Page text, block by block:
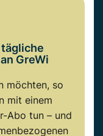
GreWi
möchten, so
mit einem
Abo tun – und